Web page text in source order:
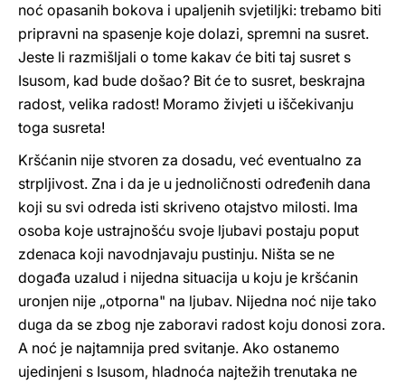
noć opasanih bokova i upaljenih svjetiljki: trebamo biti
pripravni na spasenje koje dolazi, spremni na susret.
Jeste li razmišljali o tome kakav će biti taj susret s
Isusom, kad bude došao? Bit će to susret, beskrajna
radost, velika radost! Moramo živjeti u iščekivanju
toga susreta!
Kršćanin nije stvoren za dosadu, već eventualno za
strpljivost. Zna i da je u jednoličnosti određenih dana
koji su svi odreda isti skriveno otajstvo milosti. Ima
osoba koje ustrajnošću svoje ljubavi postaju poput
zdenaca koji navodnjavaju pustinju. Ništa se ne
događa uzalud i nijedna situacija u koju je kršćanin
uronjen nije „otporna" na ljubav. Nijedna noć nije tako
duga da se zbog nje zaboravi radost koju donosi zora.
A noć je najtamnija pred svitanje. Ako ostanemo
ujedinjeni s Isusom, hladnoća najtežih trenutaka ne